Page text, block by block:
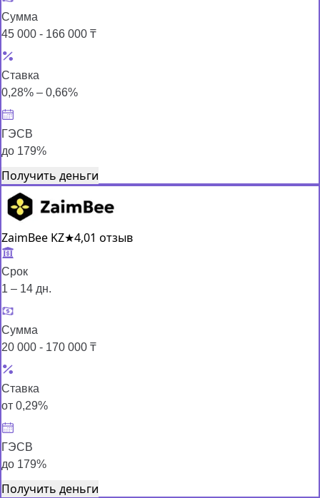
Сумма
45 000 - 166 000 ₸
Ставка
0,28% – 0,66%
ГЭСВ
до 179%
Получить деньги
ZaimBee KZ★4,01 отзыв
Срок
1 – 14 дн.
Сумма
20 000 - 170 000 ₸
Ставка
от 0,29%
ГЭСВ
до 179%
Получить деньги